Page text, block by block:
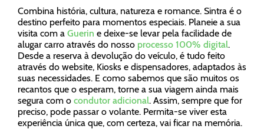
Combina história, cultura, natureza e romance. Sintra é o
destino perfeito para momentos especiais. Planeie a sua
visita com a Guerin e deixe-se levar pela facilidade de
alugar carro através do nosso processo 100% digital.
Desde a reserva à devolução do veículo, é tudo feito
através do website, Kiosks e dispensadores, adaptados às
suas necessidades. E como sabemos que são muitos os
recantos que o esperam, torne a sua viagem ainda mais
segura com o condutor adicional. Assim, sempre que for
preciso, pode passar o volante. Permita-se viver esta
experiência única que, com certeza, vai ficar na memória.